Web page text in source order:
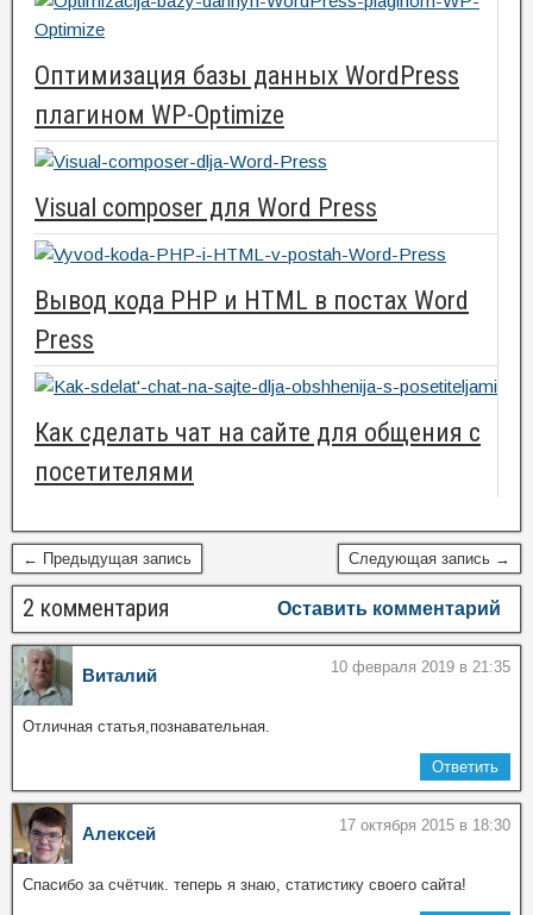
Оптимизация базы данных WordPress
плагином WP-Optimize
Visual composer для Word Press
Вывод кода PHP и HTML в постах Word
Press
Как сделать чат на сайте для общения с
посетителями
← Предыдущая запись Следующая запись →
2 комментария Оставить комментарий
Виталий 10 февраля 2019 в 21:35
Отличная статья,познавательная.
Ответить
Алексей 17 октября 2015 в 18:30
Спасибо за счётчик. теперь я знаю, статистику своего сайта!